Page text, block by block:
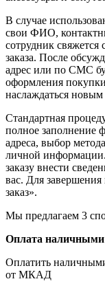
В случае
свои ФИО,
сотрудник свяжется
заказа. После
адрес или по СМС
оформления
наслаждаться
Стандартная
полное заполнение
адреса, выбор
личной
заказу внести
вас. Для
заказ».
Мы предлагаем 3
Оплата наличными
Оплатить
от МКАД